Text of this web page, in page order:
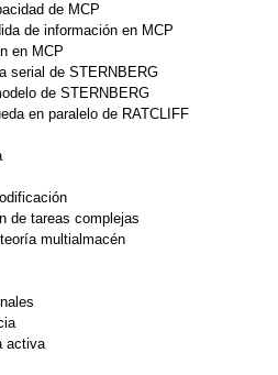
de MCP
de información en MCP
en MCP
serial de STERNBERG
de STERNBERG
en paralelo de RATCLIFF
de tareas complejas
multialmacén
activa